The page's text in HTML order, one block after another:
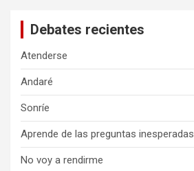
Debates recientes
Atenderse
Andaré
Sonríe
Aprende de las preguntas inesperadas
No voy a rendirme